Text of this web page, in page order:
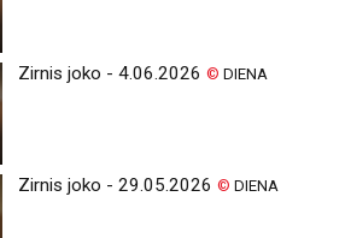
Zirnis joko - 4.06.2026© DIENA
Zirnis joko - 29.05.2026© DIENA